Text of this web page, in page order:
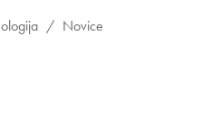
/ Novice